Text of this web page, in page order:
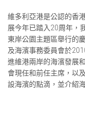
維多利亞港是公認的香
展今年已踏入20周年，
東岸公園主題區舉行的
及海濱事務委員會於
進維港兩岸的海濱發展
會現任和前任主席，以
設海濱的點滴，並介紹